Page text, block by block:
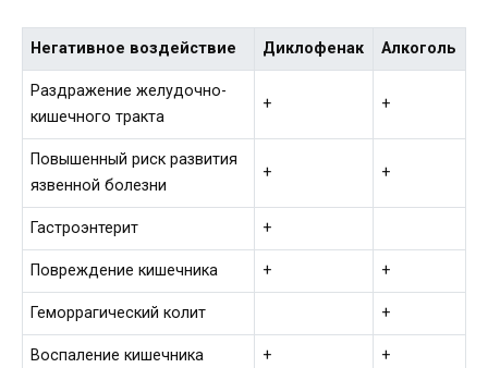
Негативное воздействие Диклофенак Алкоголь
Раздражение желудочно-
кишечного тракта
+ +
Повышенный риск развития
язвенной болезни
+ +
Гастроэнтерит +
Повреждение кишечника + +
Геморрагический колит +
Воспаление кишечника + +